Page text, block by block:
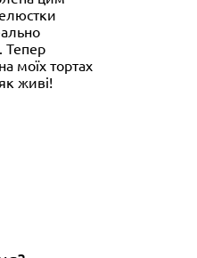
Тепер
моїх тортах
живі!